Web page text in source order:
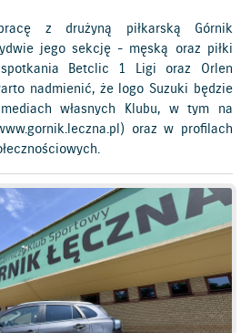
z drużyną piłkarską Górnik
jego sekcję - męską oraz piłki
Betclic 1 Ligi oraz Orlen
nadmienić, że logo Suzuki będzie
własnych Klubu, w tym na
oraz w profilach